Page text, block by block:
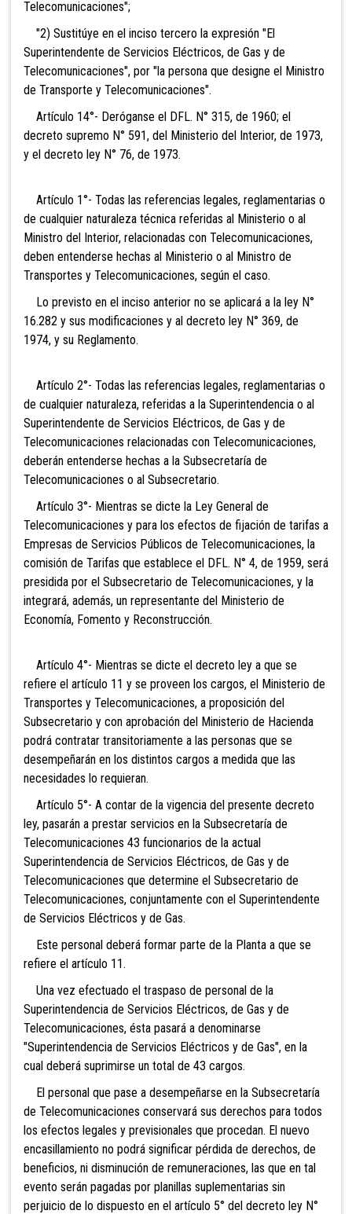
Telecomunicaciones";
"2) Sustitúye en el inciso tercero la expresión "El
Superintendente de Servicios Eléctricos, de Gas y de
Telecomunicaciones", por "la persona que designe el Ministro
de Transporte y Telecomunicaciones".
Artículo 14°- Deróganse el DFL. N° 315, de 1960; el
decreto supremo N° 591, del Ministerio del Interior, de 1973,
y el decreto ley N° 76, de 1973.
Artículo 1°- Todas las referencias legales, reglamentarias o
de cualquier naturaleza técnica referidas al Ministerio o al
Ministro del Interior, relacionadas con Telecomunicaciones,
deben entenderse hechas al Ministerio o al Ministro de
Transportes y Telecomunicaciones, según el caso.
Lo previsto en el inciso anterior no se aplicará a la ley N°
16.282 y sus modificaciones y al decreto ley N° 369, de
1974, y su Reglamento.
Artículo 2°- Todas las referencias legales, reglamentarias o
de cualquier naturaleza, referidas a la Superintendencia o al
Superintendente de Servicios Eléctricos, de Gas y de
Telecomunicaciones relacionadas con Telecomunicaciones,
deberán entenderse hechas a la Subsecretaría de
Telecomunicaciones o al Subsecretario.
Artículo 3°- Mientras se dicte la Ley General de
Telecomunicaciones y para los efectos de fijación de tarifas a
Empresas de Servicios Públicos de Telecomunicaciones, la
comisión de Tarifas que establece el DFL. N° 4, de 1959, será
presidida por el Subsecretario de Telecomunicaciones, y la
integrará, además, un representante del Ministerio de
Economía, Fomento y Reconstrucción.
Artículo 4°- Mientras se dicte el decreto ley a que se
refiere el artículo 11 y se proveen los cargos, el Ministerio de
Transportes y Telecomunicaciones, a proposición del
Subsecretario y con aprobación del Ministerio de Hacienda
podrá contratar transitoriamente a las personas que se
desempeñarán en los distintos cargos a medida que las
necesidades lo requieran.
Artículo 5°- A contar de la vigencia del presente decreto
ley, pasarán a prestar servicios en la Subsecretaría de
Telecomunicaciones 43 funcionarios de la actual
Superintendencia de Servicios Eléctricos, de Gas y de
Telecomunicaciones que determine el Subsecretario de
Telecomunicaciones, conjuntamente con el Superintendente
de Servicios Eléctricos y de Gas.
Este personal deberá formar parte de la Planta a que se
refiere el artículo 11.
Una vez efectuado el traspaso de personal de la
Superintendencia de Servicios Eléctricos, de Gas y de
Telecomunicaciones, ésta pasará a denominarse
"Superintendencia de Servicios Eléctricos y de Gas", en la
cual deberá suprimirse un total de 43 cargos.
El personal que pase a desempeñarse en la Subsecretaría
de Telecomunicaciones conservará sus derechos para todos
los efectos legales y previsionales que procedan. El nuevo
encasillamiento no podrá significar pérdida de derechos, de
beneficios, ni disminución de remuneraciones, las que en tal
evento serán pagadas por planillas suplementarias sin
perjuicio de lo dispuesto en el artículo 5° del decreto ley N°